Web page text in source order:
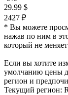
29.99 $
2427 ₽
* Вы можете
нажав по ним в
который не
Если вы хотите
умолчанию цены
регион и
Текущий регион: